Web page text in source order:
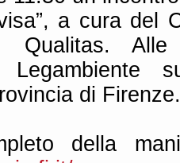
a cura del
Qualitas.
Legambiente
di Firenze.
della